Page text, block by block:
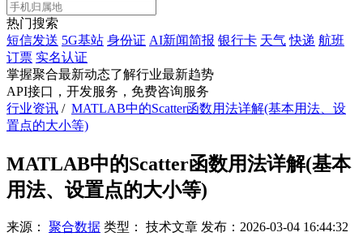
热门搜索
短信发送 5G基站 身份证 AI新闻简报 银行卡 天气 快递 航班
订票 实名认证
掌握聚合最新动态了解行业最新趋势
API接口，开发服务，免费咨询服务
行业资讯 / MATLAB中的Scatter函数用法详解(基本用法、设
置点的大小等)
MATLAB中的Scatter函数用法详解(基本
用法、设置点的大小等)
来源： 聚合数据 类型： 技术文章 发布： 2026-03-04 16:44:32